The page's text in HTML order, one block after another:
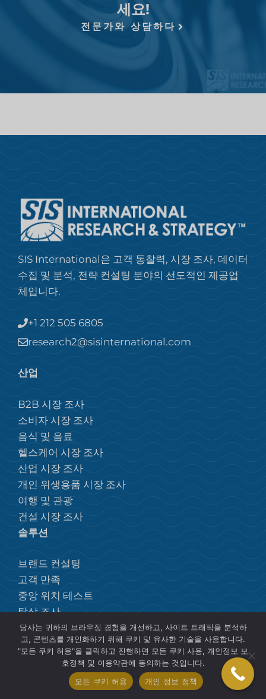
세요!
전문가와 상담하다
SIS International은 고객 통찰력, 시장 조사, 데이터
수집 및 분석, 전략 컨설팅 분야의 선도적인 제공업
체입니다.
+1 212 505 6805
research2@sisinternational.com
산업
B2B 시장 조사
소비자 시장 조사
음식 및 음료
헬스케어 시장 조사
산업 시장 조사
개인 위생용품 시장 조사
여행 및 관광
건설 시장 조사
솔루션
브랜드 컨설팅
고객 만족
중앙 위치 테스트
탁상 조사
포커스 그룹
시장 진입
매출 성장 컨설팅
정량적 시장 조사
정성적 시장 조사
당사는 귀하의 브라우징 경험을 개선하고, 사이트 트래픽을 분석하
고, 콘텐츠를 개인화하기 위해 쿠키 및 유사한 기술을 사용합니다.
"모든 쿠키 허용"을 클릭하고 진행하면 모든 쿠키 사용, 개인정보 보
호정책 및 이용약관에 동의하는 것입니다.
모든 쿠키 허용
개인 정보 정책